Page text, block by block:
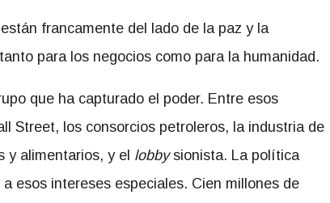
francamente del lado de la paz y la
para los negocios como para la humanidad.
que ha capturado el poder. Entre esos
Street, los consorcios petroleros, la industria de
y alimentarios, y el lobbysionista. La política
esos intereses especiales. Cien millones de